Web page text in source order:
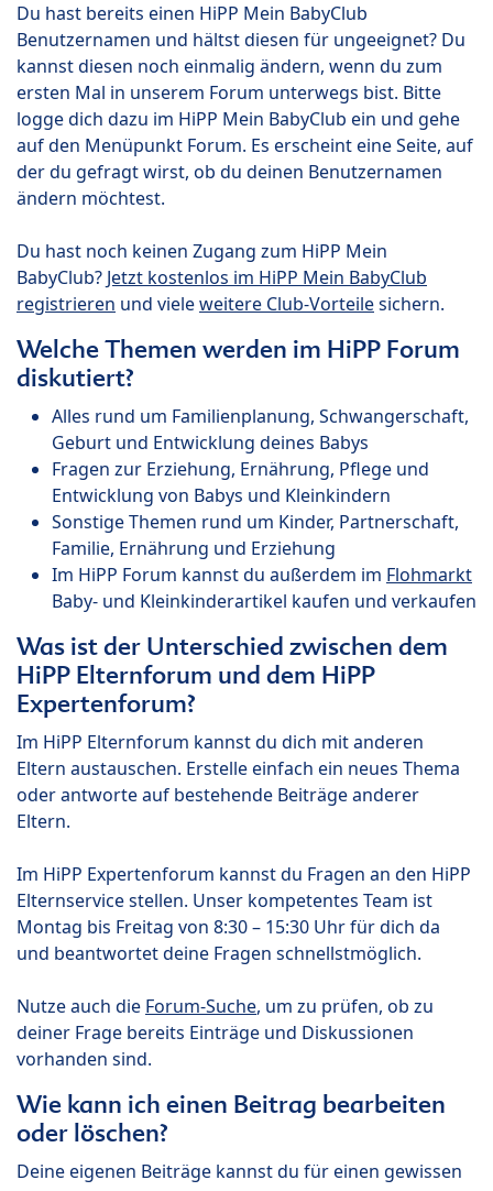
Du hast bereits einen HiPP Mein BabyClub
Benutzernamen und hältst diesen für ungeeignet? Du
kannst diesen noch einmalig ändern, wenn du zum
ersten Mal in unserem Forum unterwegs bist. Bitte
logge dich dazu im HiPP Mein BabyClub ein und gehe
auf den Menüpunkt Forum. Es erscheint eine Seite, auf
der du gefragt wirst, ob du deinen Benutzernamen
ändern möchtest.
Du hast noch keinen Zugang zum HiPP Mein
BabyClub? Jetzt kostenlos im HiPP Mein BabyClub
registrieren und vieleweitere Club-Vorteilesichern.
Welche Themen werden im HiPP Forum
diskutiert?
Alles rund um Familienplanung, Schwangerschaft,
Geburt und Entwicklung deines Babys
Fragen zur Erziehung, Ernährung, Pflege und
Entwicklung von Babys und Kleinkindern
Sonstige Themen rund um Kinder, Partnerschaft,
Familie, Ernährung und Erziehung
Im HiPP Forum kannst du außerdem im Flohmarkt
Baby- und Kleinkinderartikel kaufen und verkaufen
Was ist der Unterschied zwischen dem
HiPP Elternforum und dem HiPP
Expertenforum?
Im HiPP Elternforum kannst du dich mit anderen
Eltern austauschen. Erstelle einfach ein neues Thema
oder antworte auf bestehende Beiträge anderer
Eltern.
Im HiPP Expertenforum kannst du Fragen an den HiPP
Elternservice stellen. Unser kompetentes Team ist
Montag bis Freitag von 8:30 – 15:30 Uhr für dich da
und beantwortet deine Fragen schnellstmöglich.
Nutze auch die Forum-Suche, um zu prüfen, ob zu
deiner Frage bereits Einträge und Diskussionen
vorhanden sind.
Wie kann ich einen Beitrag bearbeiten
oder löschen?
Deine eigenen Beiträge kannst du für einen gewissen